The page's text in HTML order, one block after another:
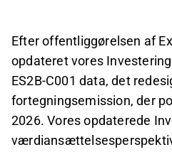
TORM har opdateret
helårsguidance og
Curasight
forventede
Dette indhold er genereret
Efter offentliggørelsen af
opdateret vores
ES2B-C001 data, det
fortegningsemission, der
2026. Vores opdaterede